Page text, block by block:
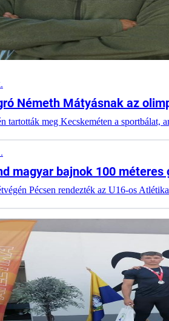
Németh Mátyásnak az
tartották meg Kecskeméten a sportbálat,
magyar bajnok 100
Pécsen rendezték az U16-os